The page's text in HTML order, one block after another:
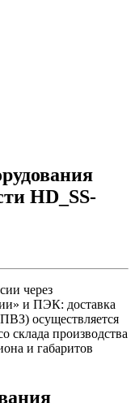
через
и ПЭК: доставка
осуществляется
склада производства
и габаритов